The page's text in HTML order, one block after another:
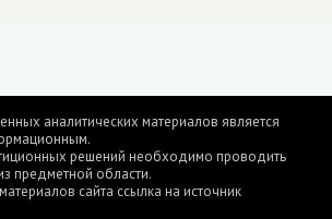
аналитических материалов является
решений необходимо проводить
предметной области.
сайта ссылка на источник